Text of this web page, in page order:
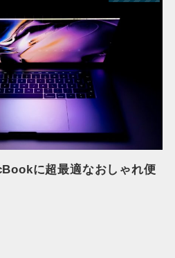
に超最適なおしゃれ便